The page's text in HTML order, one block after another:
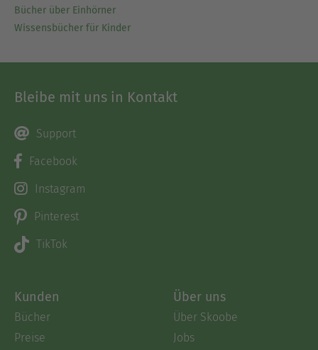
Bücher über Einhörner
Wissensbücher für Kinder
Bleibe mit uns in Kontakt
Support
Facebook
Instagram
Pinterest
TikTok
Kunden
Bücher
Preise
Über uns
Über Skoobe
Jobs